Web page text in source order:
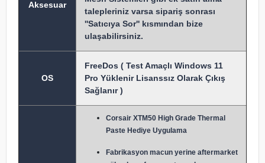
Aksesuar
talepleriniz varsa sipariş sonrası
''Satıcıya Sor'' kısmından bize
ulaşabilirsiniz.
OS
FreeDos ( Test Amaçlı Windows 11
Pro Yüklenir Lisanssız Olarak Çıkış
Sağlanır )
Corsair XTM50 High Grade Thermal
Paste Hediye Uygulama
Fabrikasyon macun yerine aftermarket